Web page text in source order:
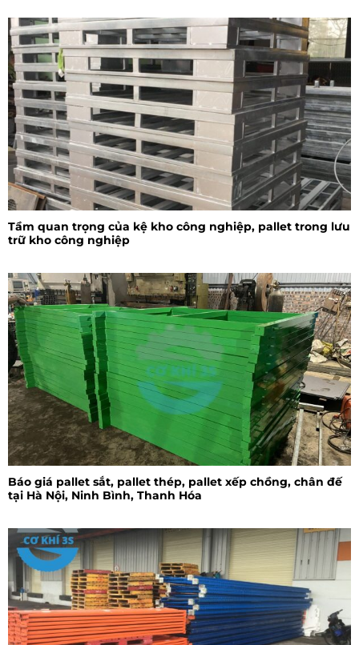
Tầm quan trọng của kệ kho công nghiệp, pallet trong lưu
trữ kho công nghiệp
Báo giá pallet sắt, pallet thép, pallet xếp chồng, chân đế
tại Hà Nội, Ninh Bình, Thanh Hóa